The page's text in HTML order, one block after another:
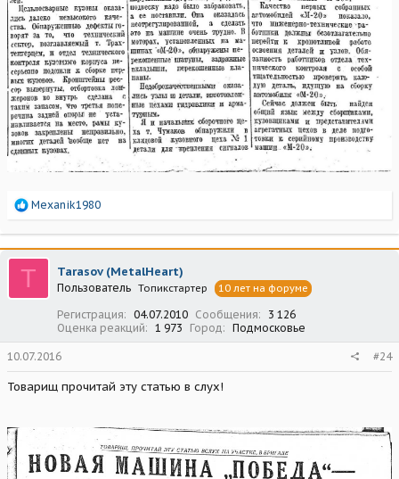
Р
а
к
ц
и
Mexanik1980
T Tarasov (MetalHeart)
Пользователь Топикстартер 10 лет на форуме
Регистрация 04.07.2010 Сообщения
3 126
Оценка реакций
1 973 Город Подмосковье
10.07.2016 #24
Товарищ прочитай эту статью в слух!